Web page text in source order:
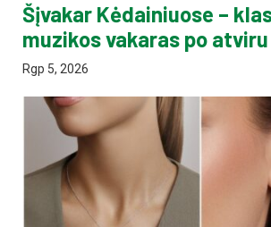
Šįvakar Kėdainiuose –
muzikos vakaras po
Rgp 5, 2026